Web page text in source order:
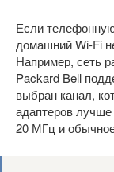
Если
домашний Wi-Fi
Например, сеть
Packard Bell
выбран канал,
адаптеров
20 МГц и